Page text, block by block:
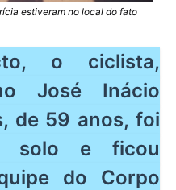
estiveram no local do fato
o ciclista,
José Inácio
de 59 anos, foi
solo e ficou
do Corpo